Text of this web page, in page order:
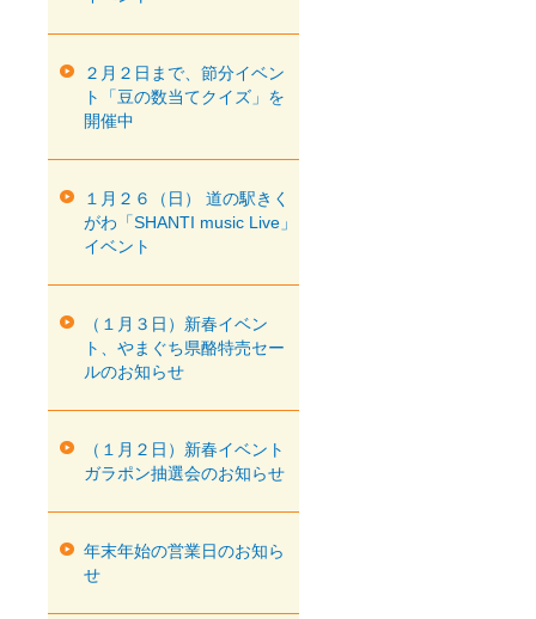
２月２日まで、節分イベン
ト「豆の数当てクイズ」を
開催中
１月２６（日） 道の駅きく
がわ「SHANTI music Live」
イベント
（１月３日）新春イベン
ト、やまぐち県酪特売セー
ルのお知らせ
（１月２日）新春イベント
ガラポン抽選会のお知らせ
年末年始の営業日のお知ら
せ